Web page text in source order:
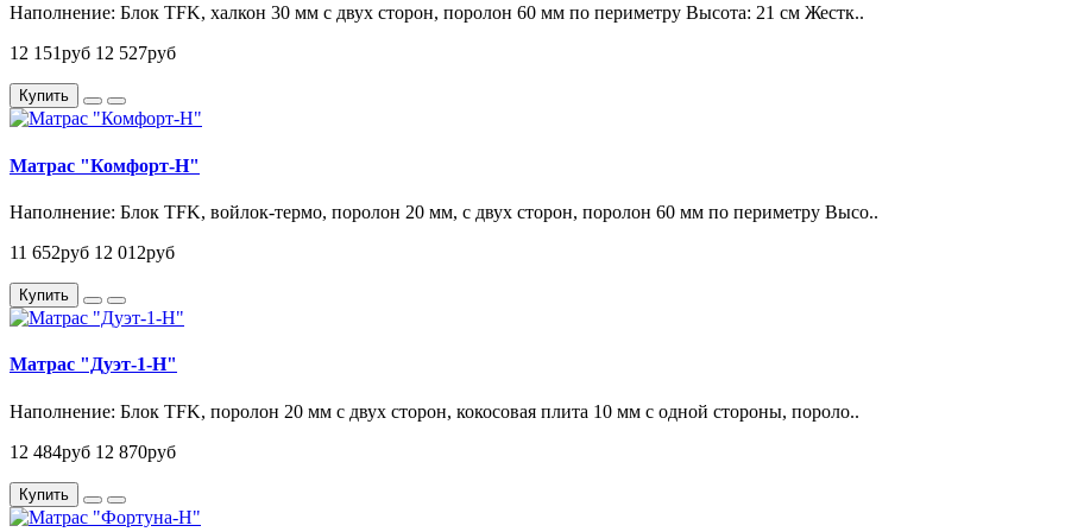
Наполнение: Блок TFK, халкон 30 мм с двух сторон, поролон 60 мм по периметру Высота: 21 см Жестк..
12 151руб 12 527руб
Купить
Матрас "Комфорт-Н"
Наполнение: Блок TFK, войлок-термо, поролон 20 мм, с двух сторон, поролон 60 мм по периметру Высо..
11 652руб 12 012руб
Купить
Матрас "Дуэт-1-Н"
Наполнение: Блок TFK, поролон 20 мм с двух сторон, кокосовая плита 10 мм с одной стороны, пороло..
12 484руб 12 870руб
Купить